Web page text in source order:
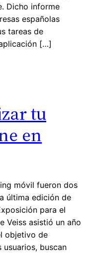
Dicho informe
españolas
tareas de
[…]
tu
en
móvil fueron dos
última edición de
para el
Veiss asistió un año
objetivo de
buscan